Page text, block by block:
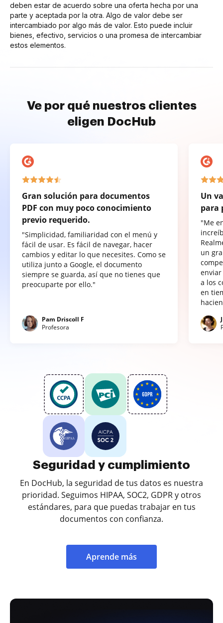
deben estar de acuerdo sobre una oferta hecha por una
parte y aceptada por la otra. Algo de valor debe ser
intercambiado por algo más de valor. Esto puede incluir
bienes, efectivo, servicios o una promesa de intercambiar
estos elementos.
Ve por qué nuestros clientes
eligen DocHub
Gran solución para documentos
PDF con muy poco conocimiento
previo requerido.
"Simplicidad, familiaridad con el menú y
fácil de usar. Es fácil de navegar, hacer
cambios y editar lo que necesites. Como se
utiliza junto a Google, el documento
siempre se guarda, así que no tienes que
preocuparte por ello."
Pam Driscoll F
Profesora
Un
para
"Me
un
a los
en
Seguridad y cumplimiento
En DocHub, la seguridad de tus datos es nuestra
prioridad. Seguimos HIPAA, SOC2, GDPR y otros
estándares, para que puedas trabajar en tus
documentos con confianza.
Aprende más